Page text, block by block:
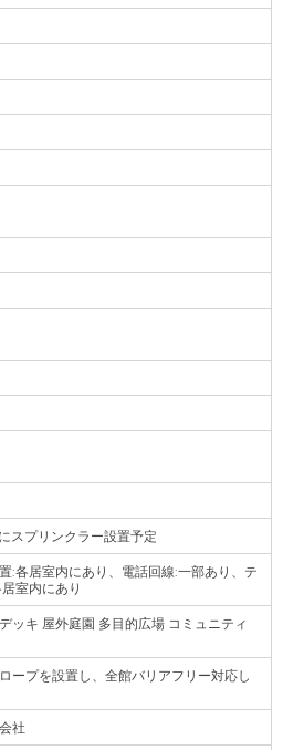
スプリンクラー設置予定
:各居室内にあり、電話回線:一部あり、テ
室内にあり
ッキ 屋外庭園 多目的広場 コミュニティ
ープを設置し、全館バリアフリー対応し
社